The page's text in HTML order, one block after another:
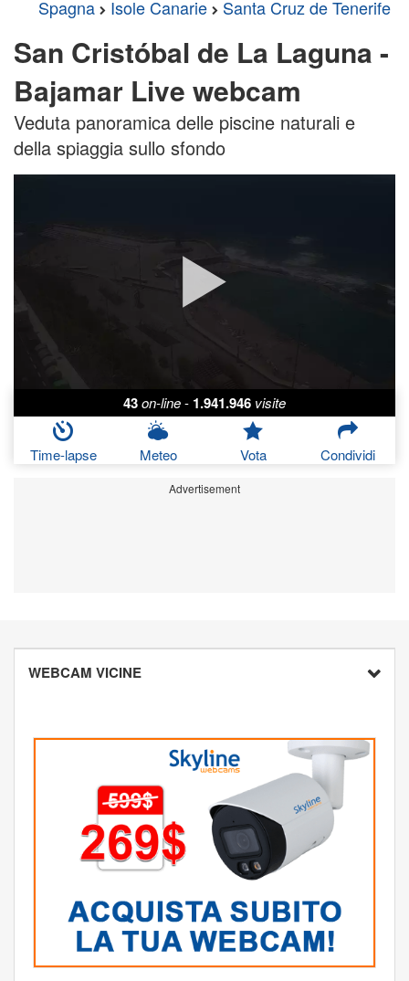
Spagna Isole Canarie Santa Cruz de Tenerife
San Cristóbal de La Laguna -
Bajamar Live webcam
Veduta panoramica delle piscine naturali e
della spiaggia sullo sfondo
43on-line- 1.941.946 visite
Time-lapse Meteo Vota Condividi
Advertisement
WEBCAM VICINE